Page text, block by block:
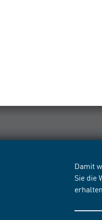
Damit
Sie die